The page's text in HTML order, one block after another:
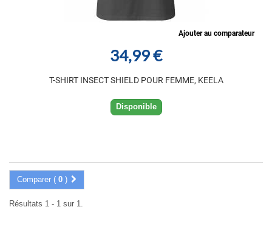
Ajouter au comparateur
34,99 €
T-SHIRT INSECT SHIELD POUR FEMME, KEELA
Disponible
Comparer ( 0 )
Résultats 1 - 1 sur 1.